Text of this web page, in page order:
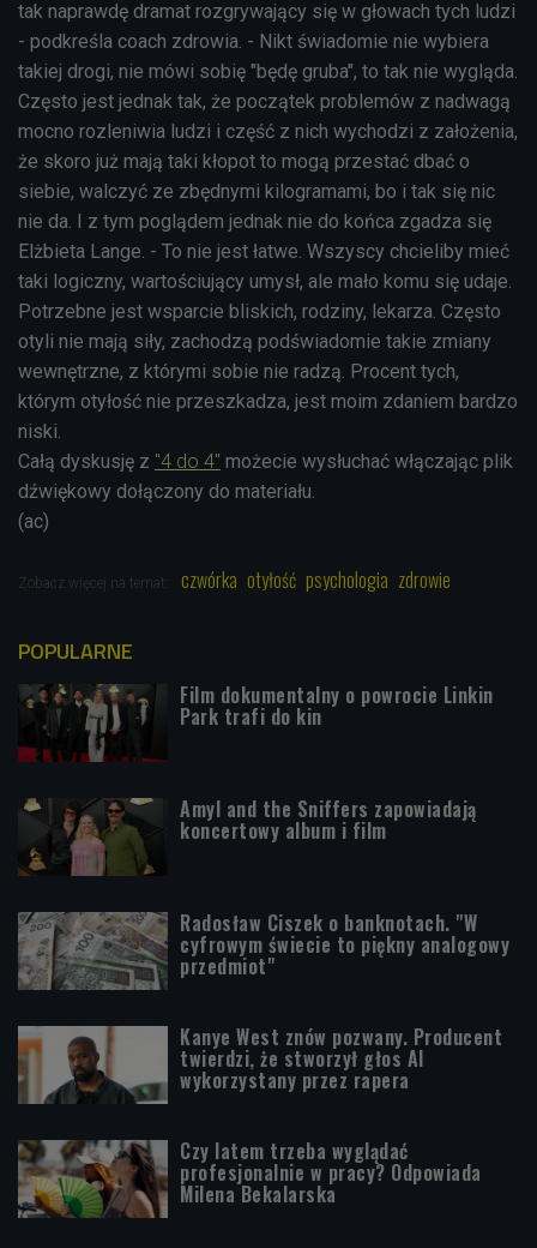
tak naprawdę dramat rozgrywający się w głowach tych ludzi
- podkreśla coach zdrowia. - Nikt świadomie nie wybiera
takiej drogi, nie mówi sobię "będę gruba", to tak nie wygląda.
Często jest jednak tak, że początek problemów z nadwagą
mocno rozleniwia ludzi i część z nich wychodzi z założenia,
że skoro już mają taki kłopot to mogą przestać dbać o
siebie, walczyć ze zbędnymi kilogramami, bo i tak się nic
nie da. I z tym poglądem jednak nie do końca zgadza się
Elżbieta Lange. - To nie jest łatwe. Wszyscy chcieliby mieć
taki logiczny, wartościujący umysł, ale mało komu się udaje.
Potrzebne jest wsparcie bliskich, rodziny, lekarza. Często
otyli nie mają siły, zachodzą podświadomie takie zmiany
wewnętrzne, z którymi sobie nie radzą. Procent tych,
którym otyłość nie przeszkadza, jest moim zdaniem bardzo
niski.
Całą dyskusję z "4 do 4" możecie wysłuchać włączając plik
dźwiękowy dołączony do materiału.
(ac)
Zobacz więcej na temat: czwórka otyłość psychologia zdrowie
POPULARNE
Film dokumentalny o powrocie Linkin
Park trafi do kin
Amyl and the Sniffers zapowiadają
koncertowy album i film
Radosław Ciszek o banknotach. "W
cyfrowym świecie to piękny analogowy
przedmiot"
Kanye West znów pozwany. Producent
twierdzi, że stworzył głos AI
wykorzystany przez rapera
Czy latem trzeba wyglądać
profesjonalnie w pracy? Odpowiada
Milena Bekalarska